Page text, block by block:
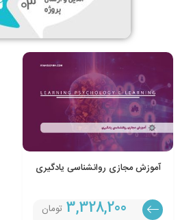
آموزش مجازی روانشناسی یادگیری
3,328,200 تومان